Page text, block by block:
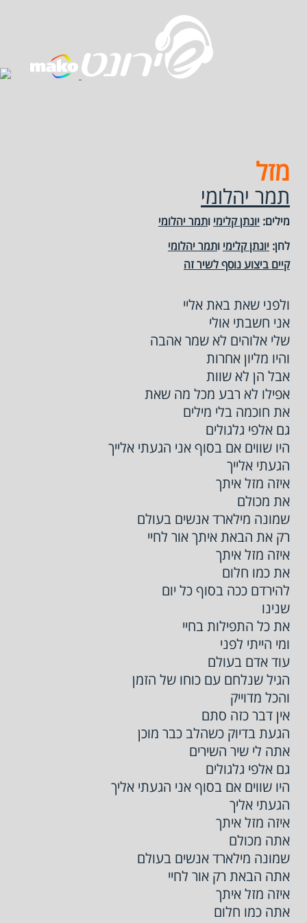
מזל
תמר יהלומי
מילים: יונתן קלימי ותמר יהלומי
לחן: יונתן קלימי ותמר יהלומי
קיים ביצוע נוסף לשיר זה
ולפני שאת באת אליי
אני חשבתי אולי
שלי אלוהים לא שמר אהבה
והיו מליון אחרות
אבל הן לא שוות
אפילו לא רבע מכל מה שאת
את חוכמה בלי מילים
גם אלפי גלגולים
היו שווים אם בסוף אני הגעתי אלייך
הגעתי אלייך
איזה מזל איתך
את מכולם
שמונה מילארד אנשים בעולם
רק את הבאת איתך אור לחיי
איזה מזל איתך
את כמו חלום
להירדם ככה בסוף כל יום
שנינו
את כל התפילות בחיי
ומי הייתי לפני
עוד אדם בעולם
הגיל שנלחם עם כוחו של הזמן
והכל מדוייק
אין דבר כזה סתם
הגעת בדיוק כשהלב כבר מוכן
אתה לי שיר השירים
גם אלפי גלגולים
היו שווים אם בסוף אני הגעתי אליך
הגעתי אליך
איזה מזל איתך
אתה מכולם
שמונה מילארד אנשים בעולם
אתה הבאת רק אור לחיי
איזה מזל איתך
אתה כמו חלום